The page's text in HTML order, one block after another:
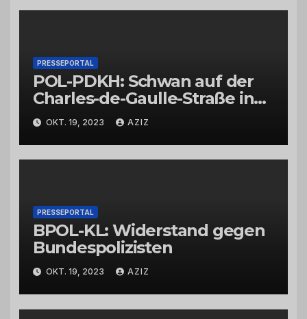
PRESSEPORTAL
POL-PDKH: Schwan auf der
Charles-de-Gaulle-Straße in
Bad Kreuznach beeinflusst
Feierabendverkehr
OKT. 19, 2023 AZIZ
PRESSEPORTAL
BPOL-KL: Widerstand gegen
Bundespolizisten
OKT. 19, 2023 AZIZ